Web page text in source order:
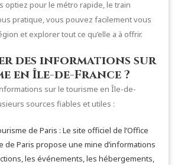
optiez pour le métro rapide, le train
pratique, vous pouvez facilement vous
et explorer tout ce qu’elle a à offrir.
des informations sur
en Île-de-France ?
sur le tourisme en Île-de-
sources fiables et utiles :
de Paris : Le site officiel de l’Office
de Paris propose une mine d’informations
les événements, les hébergements,